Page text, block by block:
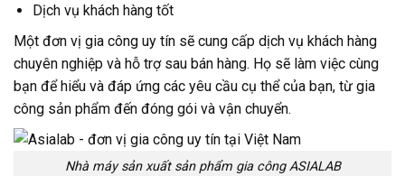
Dịch vụ khách hàng tốt
Một đơn vị gia công uy tín sẽ cung cấp dịch vụ khách hàng
chuyên nghiệp và hỗ trợ sau bán hàng. Họ sẽ làm việc cùng
bạn để hiểu và đáp ứng các yêu cầu cụ thể của bạn, từ gia
công sản phẩm đến đóng gói và vận chuyển.
Nhà máy sản xuất sản phẩm gia công ASIALAB